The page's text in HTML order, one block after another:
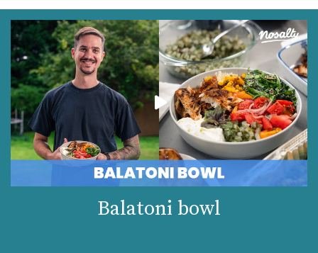
Balatoni bowl